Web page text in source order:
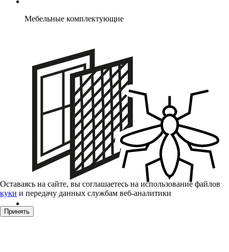
Мебельные комплектующие
Оставаясь на сайте, вы соглашаетесь на использование файлов
куки и передачу данных службам веб-аналитики
Принять